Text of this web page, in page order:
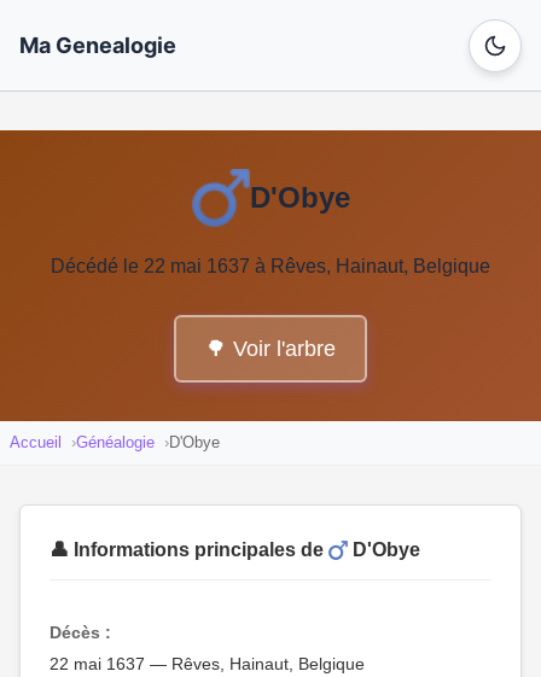
Ma Genealogie
D'Obye
Décédé le 22 mai 1637 à Rêves, Hainaut, Belgique
🌳 Voir l'arbre
Accueil Généalogie D'Obye
👤 Informations principales de D'Obye
Décès :
22 mai 1637 — Rêves, Hainaut, Belgique